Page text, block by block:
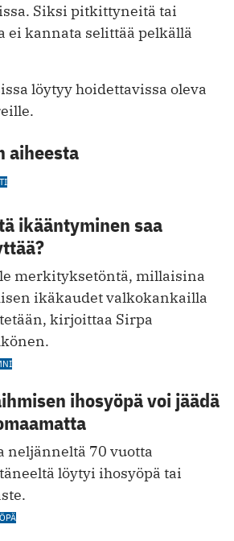
Siksi pitkittyneitä tai
ei kannata selittää pelkällä
löytyy hoidettavissa oleva
aiheesta
ikääntyminen saa
merkityksetöntä, millaisina
ikäkaudet valkokankailla
kirjoittaa Sirpa
ihosyöpä voi jäädä
neljänneltä 70 vuotta
löytyi ihosyöpä tai